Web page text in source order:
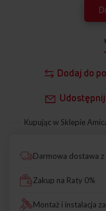
Dodaj do
Udostępnij
Kupując w Sklepie
Darmowa dostawa z
Zakup na Raty 0%
Montaż i instalacja